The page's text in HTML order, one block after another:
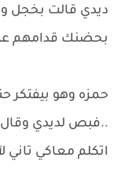
ديدي قالت بخجل
بحضنك قدامهم
حمزه وهو بيفتكر
..فبص لديدي
اتكلم معاكي تاني